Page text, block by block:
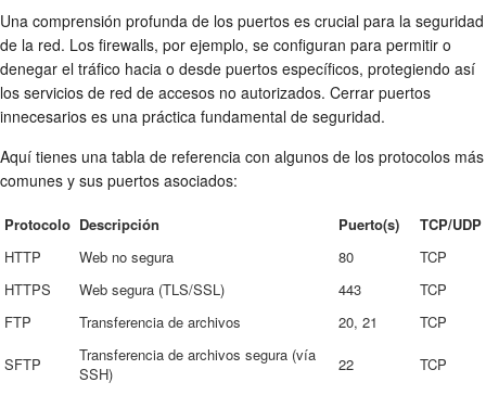
Una comprensión profunda de los puertos es crucial para la seguridad
de la red. Los firewalls, por ejemplo, se configuran para permitir o
denegar el tráfico hacia o desde puertos específicos, protegiendo así
los servicios de red de accesos no autorizados. Cerrar puertos
innecesarios es una práctica fundamental de seguridad.
Aquí tienes una tabla de referencia con algunos de los protocolos más
comunes y sus puertos asociados:
Protocolo Descripción Puerto(s)
TCP/UDP
HTTP
Web no segura 80
TCP
HTTPS
Web segura (TLS/SSL) 443
TCP
FTP
Transferencia de archivos 20, 21 TCP
SFTP
Transferencia de archivos segura (vía
SSH)
22 TCP